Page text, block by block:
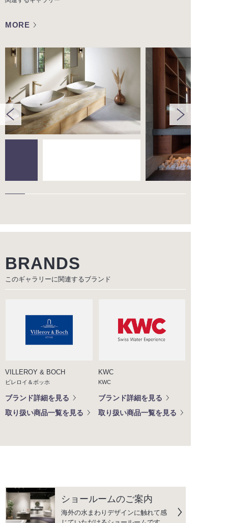
MORE
BRANDS
このギャラリーに関連するブランド
VILLEROY & BOCH
ビレロイ＆ボッホ
ブランド詳細を見る
取り扱い商品一覧を見る
KWC
KWC
ブランド詳細を見る
取り扱い商品一覧を見る
ショールームのご案内
海外の水まわりデザインに触れて感